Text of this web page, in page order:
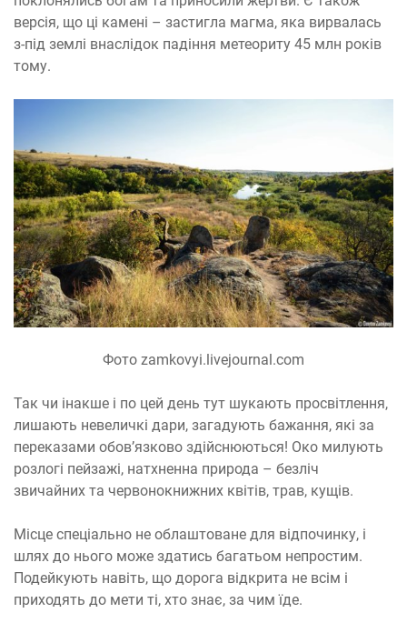
версія, що ці камені – застигла магма, яка вирвалась
з-під землі внаслідок падіння метеориту 45 млн років
тому.
Фото zamkovyi.livejournal.com
Так чи інакше і по цей день тут шукають просвітлення,
лишають невеличкі дари, загадують бажання, які за
переказами обов’язково здійснюються! Око милують
розлогі пейзажі, натхненна природа – безліч
звичайних та червонокнижних квітів, трав, кущів.
Місце спеціально не облаштоване для відпочинку, і
шлях до нього може здатись багатьом непростим.
Подейкують навіть, що дорога відкрита не всім і
приходять до мети ті, хто знає, за чим їде.